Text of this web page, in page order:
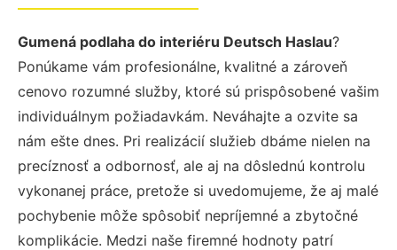
Gumená podlaha do interiéru Deutsch Haslau?
Ponúkame vám profesionálne, kvalitné a zároveň
cenovo rozumné služby, ktoré sú prispôsobené vašim
individuálnym požiadavkám. Neváhajte a ozvite sa
nám ešte dnes. Pri realizácií služieb dbáme nielen na
precíznosť a odbornosť, ale aj na dôslednú kontrolu
vykonanej práce, pretože si uvedomujeme, že aj malé
pochybenie môže spôsobiť nepríjemné a zbytočné
komplikácie. Medzi naše firemné hodnoty patrí